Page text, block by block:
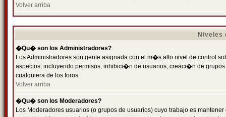
Volver arriba
Niveles
�Qu� son los Administradores?
Los Administradores son gente asignada con el m�s alto nivel de control
aspectos, incluyendo permisos, inhibici�n de usuarios, creaci�n de
cualquiera de los foros.
Volver arriba
�Qu� son los Moderadores?
Los Moderadores usuarios (o grupos de usuarios) cuyo trabajo es